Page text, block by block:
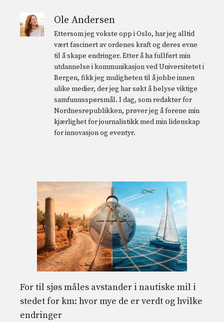
Ole Andersen
Ettersom jeg vokste opp i Oslo, har jeg alltid
vært fascinert av ordenes kraft og deres evne
til å skape endringer. Etter å ha fullført min
utdannelse i kommunikasjon ved Universitetet i
Bergen, fikk jeg muligheten til å jobbe innen
ulike medier, der jeg har søkt å belyse viktige
samfunnsspørsmål. I dag, som redaktør for
Nordnesrepublikken, prøver jeg å forene min
kjærlighet for journalistikk med min lidenskap
for innovasjon og eventyr.
For til sjøs måles avstander i nautiske mil i
stedet for km: hvor mye de er verdt og hvilke
endringer